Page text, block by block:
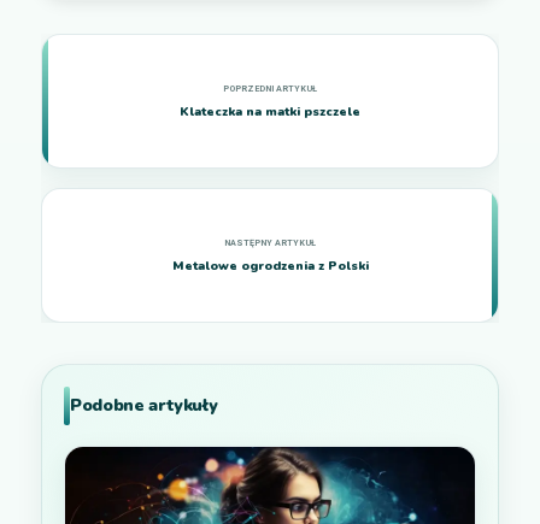
Klateczka na matki pszczele
Metalowe ogrodzenia z Polski
Podobne artykuły